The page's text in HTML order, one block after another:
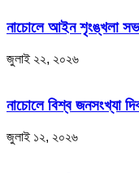
নাচোলে আইন শৃংঙ্খলা
জুলাই ২২, ২০২৬
নাচোলে বিশ্ব জনসংখ্যা
জুলাই ১২, ২০২৬